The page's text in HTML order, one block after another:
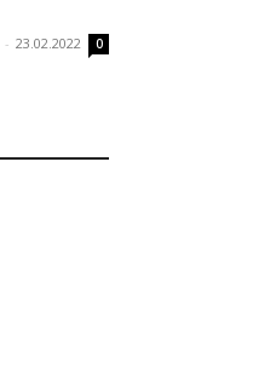
- 23.02.2022 0